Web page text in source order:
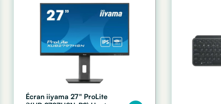
Écran iiyama 27" ProLite